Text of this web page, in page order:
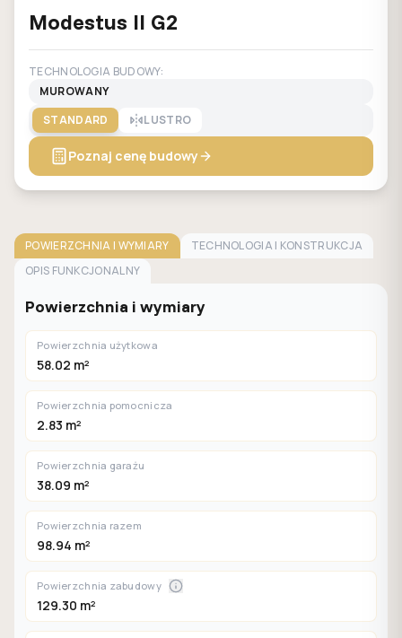
Modestus II G2
TECHNOLOGIA BUDOWY:
MUROWANY
STANDARD
LUSTRO
Poznaj cenę budowy
POWIERZCHNIA I WYMIARY
TECHNOLOGIA I KONSTRUKCJA
OPIS FUNKCJONALNY
Powierzchnia i wymiary
Powierzchnia użytkowa
58.02 m²
Powierzchnia pomocnicza
2.83 m²
Powierzchnia garażu
38.09 m²
Powierzchnia razem
98.94 m²
Powierzchnia zabudowy
129.30 m²